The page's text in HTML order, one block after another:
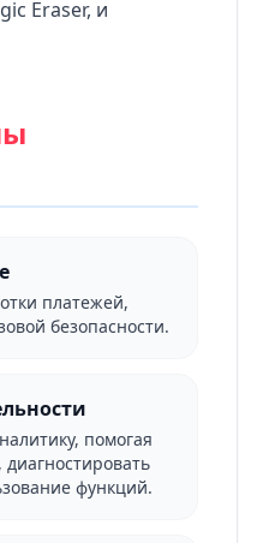
Eraser, и
платежей,
безопасности.
помогая
функций.